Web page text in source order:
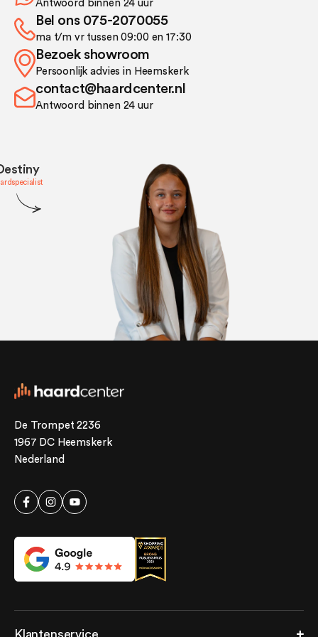
Antwoord binnen 24 uur
Bel ons 075-2070055
ma t/m vr tussen 09:00 en 17:30
Bezoek showroom
Persoonlijk advies in Heemskerk
contact@haardcenter.nl
Antwoord binnen 24 uur
De Trompet 2236
1967 DC Heemskerk
Nederland